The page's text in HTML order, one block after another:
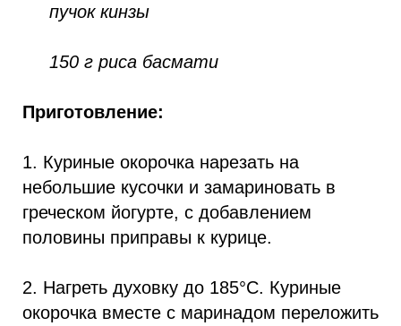
пучок кинзы
150 г риса басмати
Приготовление:
1. Куриные окорочка нарезать на
небольшие кусочки и замариновать в
греческом йогурте, с добавлением
половины приправы к курице.
2. Нагреть духовку до 185°C. Куриные
окорочка вместе с маринадом переложить